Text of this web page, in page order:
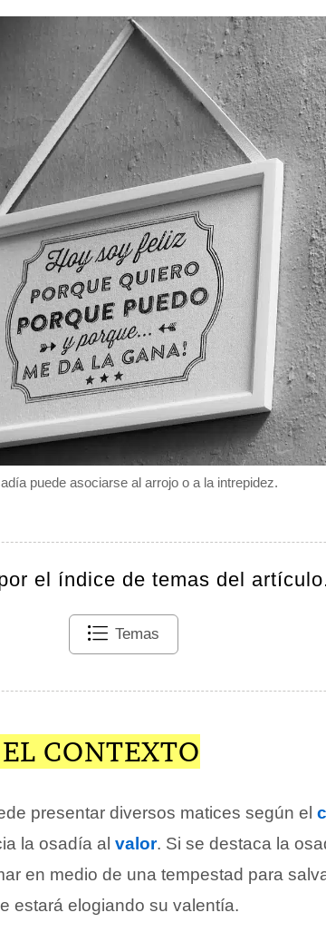
puede asociarse al arrojo o a la intrepidez.
el índice de temas del
Temas
CONTEXTO
presentar diversos matices según el
la osadía al valor. Si se destaca la
en medio de una tempestad para
estará elogiando su valentía.